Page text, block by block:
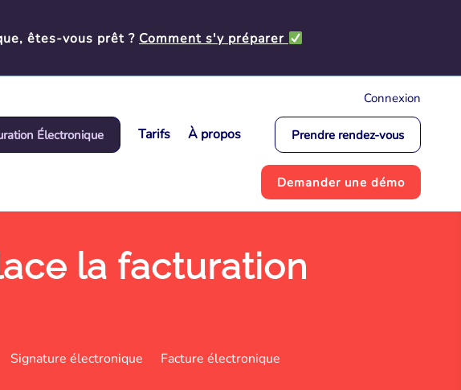
êtes-vous prêt ? Comment s'y préparer
Connexion
Électronique Tarifs À propos Prendre rendez-vous
Demander une démo
la facturation
Signature électronique
Facture électronique